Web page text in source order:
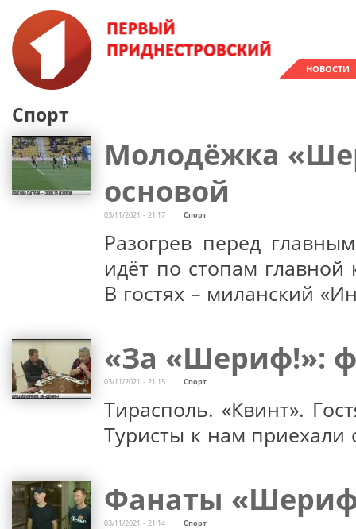
НОВОСТИ
Спорт
Молодёжка
основой
03/11/2021 - 21:17 Спорт
Разогрев перед
идёт по стопам
В гостях – миланский
«За «Шериф!»:
03/11/2021 - 21:15 Спорт
Тирасполь. «Квинт».
Туристы к нам
Фанаты
03/11/2021 - 21:14 Спорт